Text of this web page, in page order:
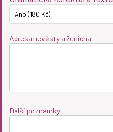
Ano (180 Kč)
Adresa nevěsty a ženicha
Další poznámky